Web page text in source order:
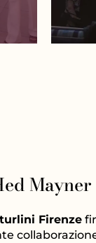
Mayner
Firenze